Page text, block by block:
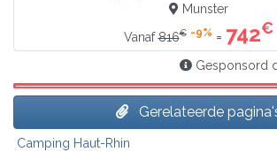
Munster
Vanaf816€ -9% = 742€
Gesponsord
Gerelateerde
Camping Haut-Rhin